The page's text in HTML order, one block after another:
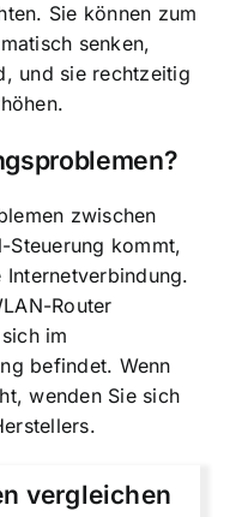
Sie können zum
senken,
und sie rechtzeitig
zwischen
Steuerung kommt,
Internetverbindung.
Router
im
befindet. Wenn
wenden Sie sich
vergleichen